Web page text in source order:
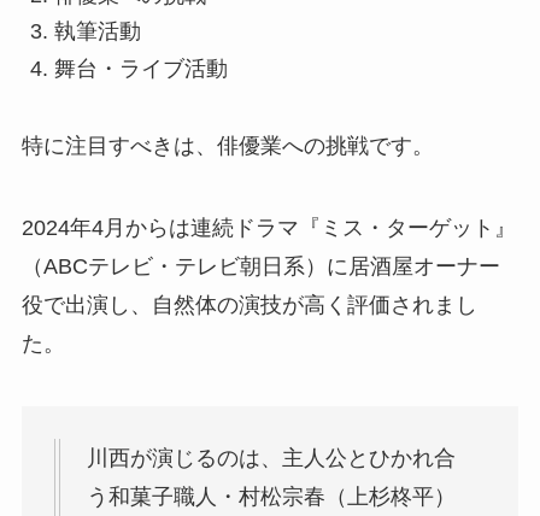
執筆活動
舞台・ライブ活動
特に注目すべきは、俳優業への挑戦です。
2024年4月からは連続ドラマ『ミス・ターゲット』
（ABCテレビ・テレビ朝日系）に居酒屋オーナー
役で出演し、自然体の演技が高く評価されまし
た。
川西が演じるのは、主人公とひかれ合
う和菓子職人・村松宗春（上杉柊平）